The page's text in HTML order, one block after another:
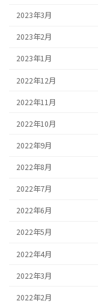
2023年3月
2023年2月
2023年1月
2022年12月
2022年11月
2022年10月
2022年9月
2022年8月
2022年7月
2022年6月
2022年5月
2022年4月
2022年3月
2022年2月